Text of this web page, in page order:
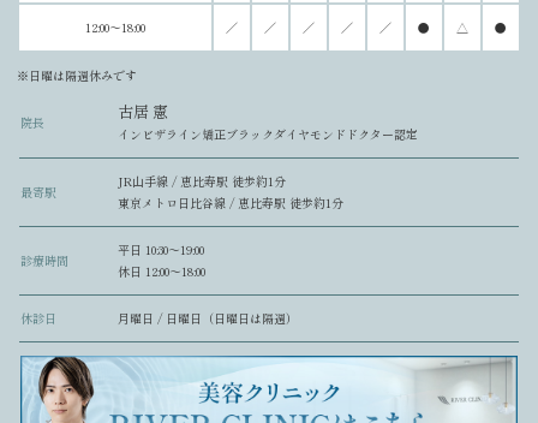
12:00～18:00 ／ ／ ／ ／ ／ ● △ ●
※日曜は隔週休みです
院長 古居 憲
インビザライン矯正ブラックダイヤモンドドクター認定
最寄駅
JR山手線 / 恵比寿駅 徒歩約1分
東京メトロ日比谷線 / 恵比寿駅 徒歩約1分
診療時間
平日 10:30〜19:00
休日 12:00〜18:00
休診日 月曜日 / 日曜日（日曜日は隔週）